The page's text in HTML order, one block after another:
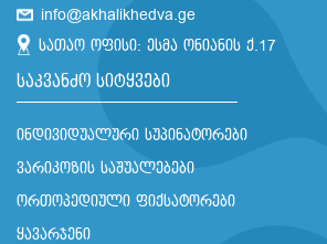
info@akhalikhedva.ge
სათაო ოფისი: ესმა ონიანის ქ.17
საკვანძო სიტყვები
ინდივიდუალური სუპინატორები
ვარიკოზის საშუალებები
ორთოპედიული ფიქსატორები
ყავარჯენი